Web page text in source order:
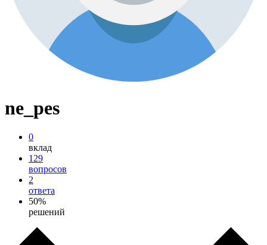
ne_pes
0
вклад
129
вопросов
2
ответа
50%
решений